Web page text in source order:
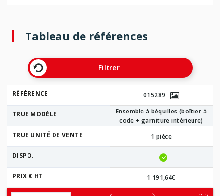
Tableau de références
Filtrer
RÉFÉRENCE 015289
TRUE MODÈLE
Ensemble à béquilles (boîtier à
code + garniture intérieure)
TRUE UNITÉ DE VENTE
1 pièce
DISPO.
PRIX € HT 1 191,64€